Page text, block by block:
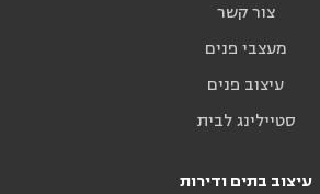
צור קשר
מעצבי פנים
עיצוב פנים
סטיילינג לבית
עיצוב בתים ודירות